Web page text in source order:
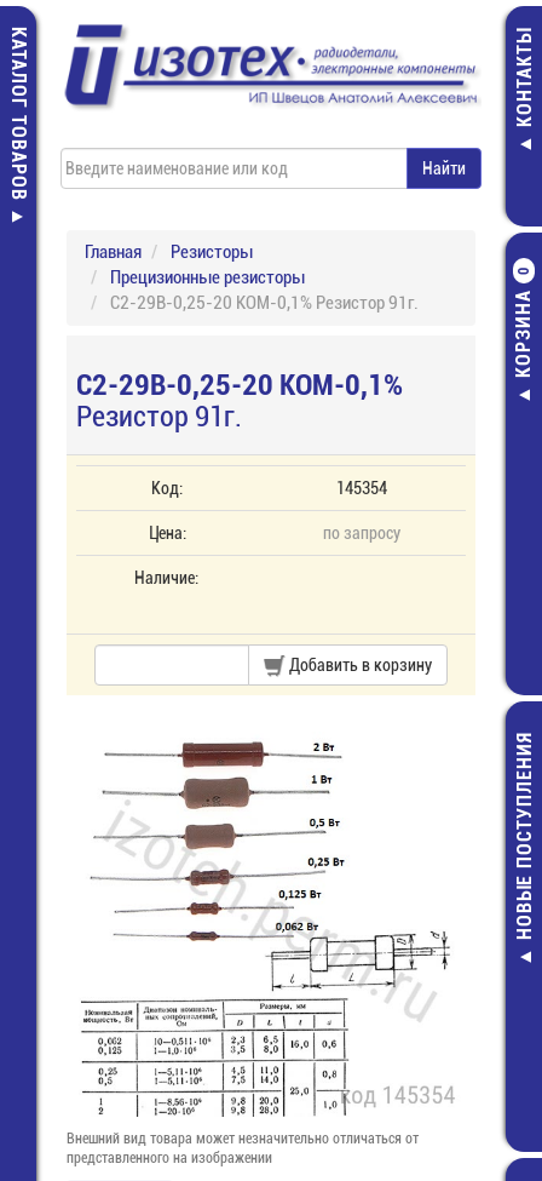
КАТАЛОГ ТОВАРОВ КОНТАКТЫ
КОРЗИНА
0
E/ 6F22
Элемент
75,00 руб.
НОВЫЕ ПОСТУПЛЕНИЯ
Главная
Резисторы
Прецизионные резисторы
С2-29В-0,25-20 КОМ-0,1% Резистор 91г.
С2-29В-0,25-20 КОМ-0,1%
Резистор 91г.
Код: 145354
Цена: по запросу
Наличие:
Добавить в корзину
Внешний вид товара может незначительно отличаться от
представленного на изображении